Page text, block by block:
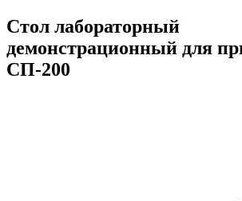
Стол лабораторный
демонстрационный для
СП-200